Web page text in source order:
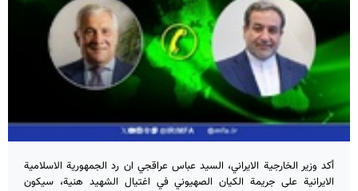
أكد وزير الخارجية الايراني، السيد عباس عراقجي ان رد الجمهورية الاسلامية
الايرانية على جريمة الكيان الصهيوني في اغتيال الشهيد هنية، سيكون